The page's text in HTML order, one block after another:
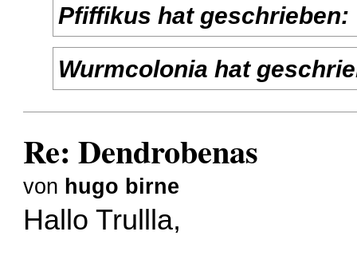
Pfiffikus hat geschrieben:
Wurmcolonia hat
Re: Dendrobenas
von hugo birne
Hallo Trullla,